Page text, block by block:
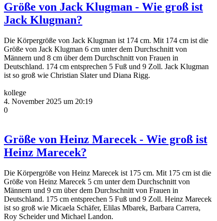
Größe von Jack Klugman - Wie groß ist
Jack Klugman?
Die Körpergröße von Jack Klugman ist 174 cm. Mit 174 cm ist die
Größe von Jack Klugman 6 cm unter dem Durchschnitt von
Männern und 8 cm über dem Durchschnitt von Frauen in
Deutschland. 174 cm entsprechen 5 Fuß und 9 Zoll. Jack Klugman
ist so groß wie Christian Slater und Diana Rigg.
kollege
4. November 2025 um 20:19
0
Größe von Heinz Marecek - Wie groß ist
Heinz Marecek?
Die Körpergröße von Heinz Marecek ist 175 cm. Mit 175 cm ist die
Größe von Heinz Marecek 5 cm unter dem Durchschnitt von
Männern und 9 cm über dem Durchschnitt von Frauen in
Deutschland. 175 cm entsprechen 5 Fuß und 9 Zoll. Heinz Marecek
ist so groß wie Micaela Schäfer, Elilas Mbarek, Barbara Carrera,
Roy Scheider und Michael Landon.